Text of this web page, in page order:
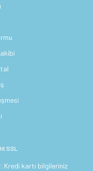
SSL
Kredi kartı bilgileriniz